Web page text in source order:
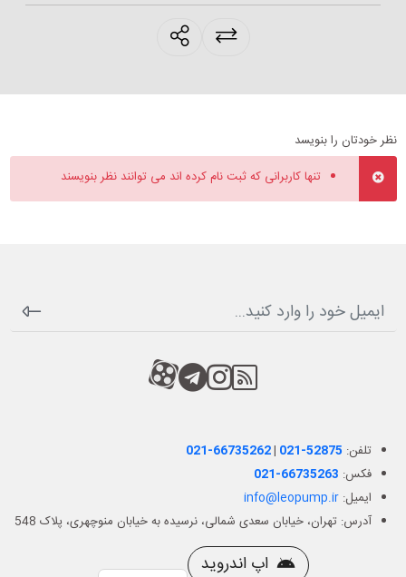
products.sharing
نظر خودتان را بنویسد
تنها کاربرانی که ثبت نام کرده اند می توانند نظر بنویسند
RSS
کانال آپارات
کانال تلگرام
کانال آپارات
تلفن: 021-66735262| 021-52875
فکس: 021-66735263
ایمیل:info@leopump.ir
آدرس: تهران، خیابان سعدی شمالی، نرسیده به خیابان منوچهری، پلاک 548
اپ اندروید